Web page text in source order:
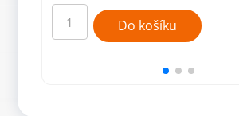
Prodloužené
kleště
rovné
200
Do košíku